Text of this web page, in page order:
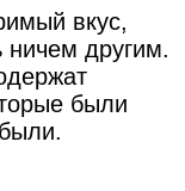
вкус,
ничем другим.
были